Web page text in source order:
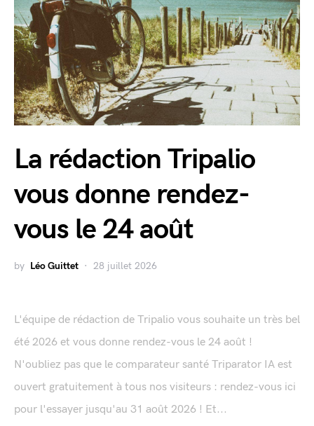
La rédaction Tripalio
vous donne rendez-
vous le 24 août
by Léo Guittet 28 juillet 2026
L'équipe de rédaction de Tripalio vous souhaite un très bel
été 2026 et vous donne rendez-vous le 24 août !
N'oubliez pas que le comparateur santé Triparator IA est
ouvert gratuitement à tous nos visiteurs : rendez-vous ici
pour l'essayer jusqu'au 31 août 2026 ! Et...